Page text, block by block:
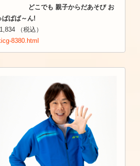
どこでも 親子からだあそび お
ばば～ん!
（税込）
8380.html